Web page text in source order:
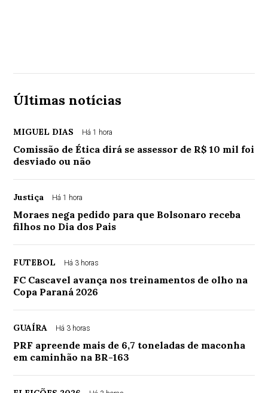
Últimas notícias
MIGUEL DIAS Há 1 hora
Comissão de Ética dirá se assessor de R$ 10 mil foi
desviado ou não
Justiça Há 1 hora
Moraes nega pedido para que Bolsonaro receba
filhos no Dia dos Pais
FUTEBOL Há 3 horas
FC Cascavel avança nos treinamentos de olho na
Copa Paraná 2026
GUAÍRA Há 3 horas
PRF apreende mais de 6,7 toneladas de maconha
em caminhão na BR-163